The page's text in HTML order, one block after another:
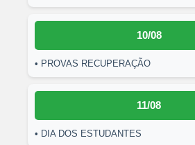
10/08
• PROVAS RECUPERAÇÃO
11/08
• DIA DOS ESTUDANTES